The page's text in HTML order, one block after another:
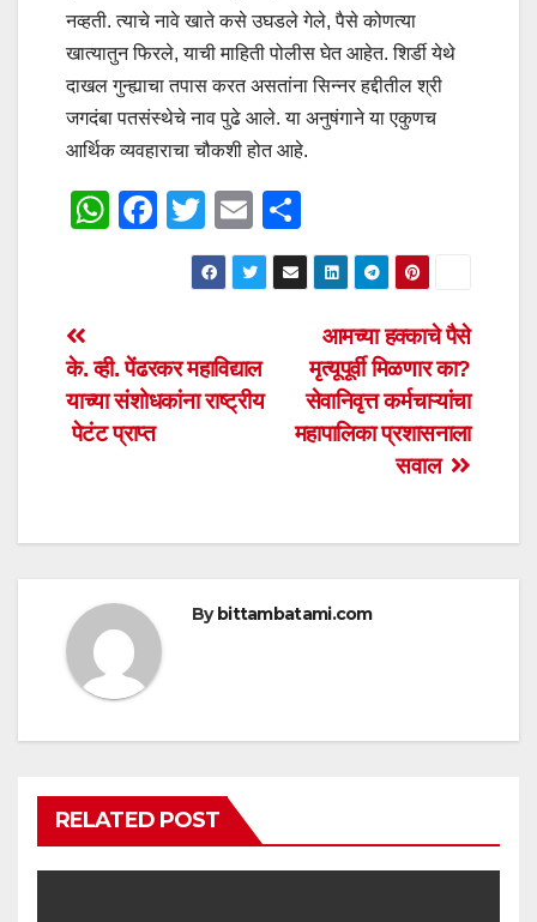
नव्हती. त्याचे नावे खाते कसे उघडले गेले, पैसे कोणत्या
खात्यातुन फिरले, याची माहिती पोलीस घेत आहेत. शिर्डी येथे
दाखल गुन्ह्याचा तपास करत असतांना सिन्नर हद्दीतील श्री
जगदंबा पतसंस्थेचे नाव पुढे आले. या अनुषंगाने या एकुणच
आर्थिक व्यवहाराचा चौकशी होत आहे.
W
A
p
p
F
b
o
T
wi
tt
E
m
ail
h
ar
Post
navigation
आमच्या हक्काचे पैसे
मृत्यूपूर्वी मिळणार का?
सेवानिवृत्त कर्मचाऱ्यांचा
महापालिका प्रशासनाला
सवाल
के. व्ही. पेंढरकर महाविद्याल
याच्या संशोधकांना राष्ट्रीय
पेटंट प्राप्त
Bybittambatami.com
RELATED POST